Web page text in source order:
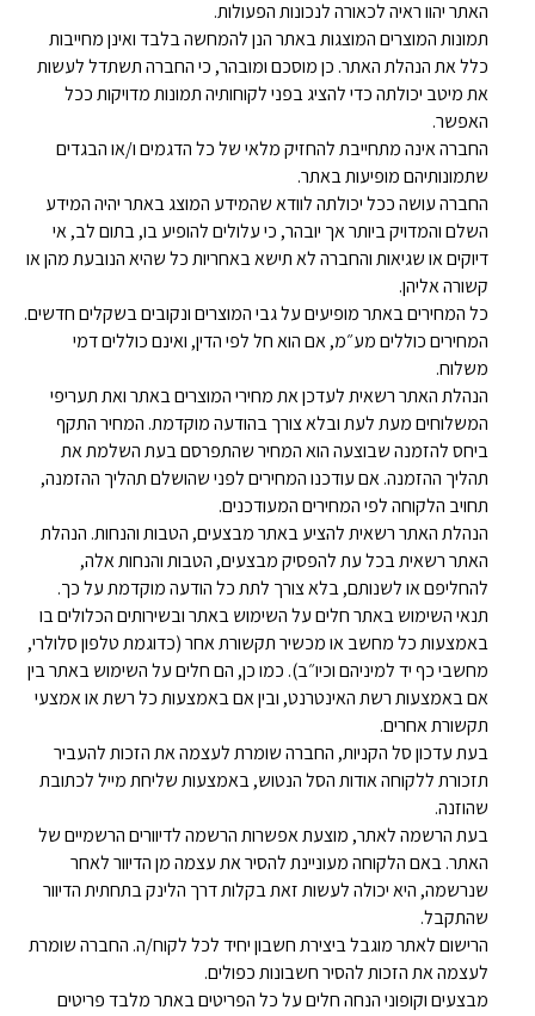
האתר יהוו ראיה לכאורה לנכונות הפעולות.
תמונות המוצרים המוצגות באתר הנן להמחשה בלבד ואינן מחייבות
כלל את הנהלת האתר. כן מוסכם ומובהר, כי החברה תשתדל לעשות
את מיטב יכולתה כדי להציג בפני לקוחותיה תמונות מדויקות ככל
האפשר.
החברה אינה מתחייבת להחזיק מלאי של כל הדגמים ו/או הבגדים
שתמונותיהם מופיעות באתר.
החברה עושה ככל יכולתה לוודא שהמידע המוצג באתר יהיה המידע
השלם והמדויק ביותר אך יובהר, כי עלולים להופיע בו, בתום לב, אי
דיוקים או שגיאות והחברה לא תישא באחריות כל שהיא הנובעת מהן או
קשורה אליהן.
כל המחירים באתר מופיעים על גבי המוצרים ונקובים בשקלים חדשים.
המחירים כוללים מע״מ, אם הוא חל לפי הדין, ואינם כוללים דמי
משלוח.
הנהלת האתר רשאית לעדכן את מחירי המוצרים באתר ואת תעריפי
המשלוחים מעת לעת ובלא צורך בהודעה מוקדמת. המחיר התקף
ביחס להזמנה שבוצעה הוא המחיר שהתפרסם בעת השלמת את
תהליך ההזמנה. אם עודכנו המחירים לפני שהושלם תהליך ההזמנה,
תחויב הלקוחה לפי המחירים המעודכנים.
הנהלת האתר רשאית להציע באתר מבצעים, הטבות והנחות. הנהלת
האתר רשאית בכל עת להפסיק מבצעים, הטבות והנחות אלה,
להחליפם או לשנותם, בלא צורך לתת כל הודעה מוקדמת על כך.
תנאי השימוש באתר חלים על השימוש באתר ובשירותים הכלולים בו
באמצעות כל מחשב או מכשיר תקשורת אחר (כדוגמת טלפון סלולרי,
מחשבי כף יד למיניהם וכיו״ב). כמו כן, הם חלים על השימוש באתר בין
אם באמצעות רשת האינטרנט, ובין אם באמצעות כל רשת או אמצעי
תקשורת אחרים.
בעת עדכון סל הקניות, החברה שומרת לעצמה את הזכות להעביר
תזכורת ללקוחה אודות הסל הנטוש, באמצעות שליחת מייל לכתובת
שהוזנה.
בעת הרשמה לאתר, מוצעת אפשרות הרשמה לדיוורים הרשמיים של
האתר. באם הלקוחה מעוניינת להסיר את עצמה מן הדיוור לאחר
שנרשמה, היא יכולה לעשות זאת בקלות דרך הלינק בתחתית הדיוור
שהתקבל.
הרישום לאתר מוגבל ביצירת חשבון יחיד לכל לקוח/ה. החברה שומרת
לעצמה את הזכות להסיר חשבונות כפולים.
מבצעים וקופוני הנחה חלים על כל הפריטים באתר מלבד פריטים